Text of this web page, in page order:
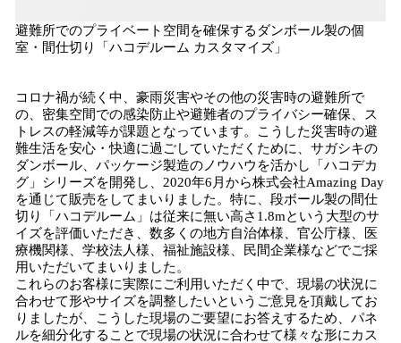
避難所でのプライベート空間を確保するダンボール製の個
室・間仕切り「ハコデルーム カスタマイズ」
コロナ禍が続く中、豪雨災害やその他の災害時の避難所で
の、密集空間での感染防止や避難者のプライバシー確保、ス
トレスの軽減等が課題となっています。こうした災害時の避
難生活を安心・快適に過ごしていただくために、サガシキの
ダンボール、パッケージ製造のノウハウを活かし「ハコデカ
グ」シリーズを開発し、2020年6月から株式会社Amazing Day
を通じて販売をしてまいりました。特に、段ボール製の間仕
切り「ハコデルーム」は従来に無い高さ1.8mという大型のサ
イズを評価いただき、数多くの地方自治体様、官公庁様、医
療機関様、学校法人様、福祉施設様、民間企業様などでご採
用いただいてまいりました。
これらのお客様に実際にご利用いただく中で、現場の状況に
合わせて形やサイズを調整したいというご意見を頂戴してお
りましたが、こうした現場のご要望にお答えするため、パネ
ルを細分化することで現場の状況に合わせて様々な形にカス